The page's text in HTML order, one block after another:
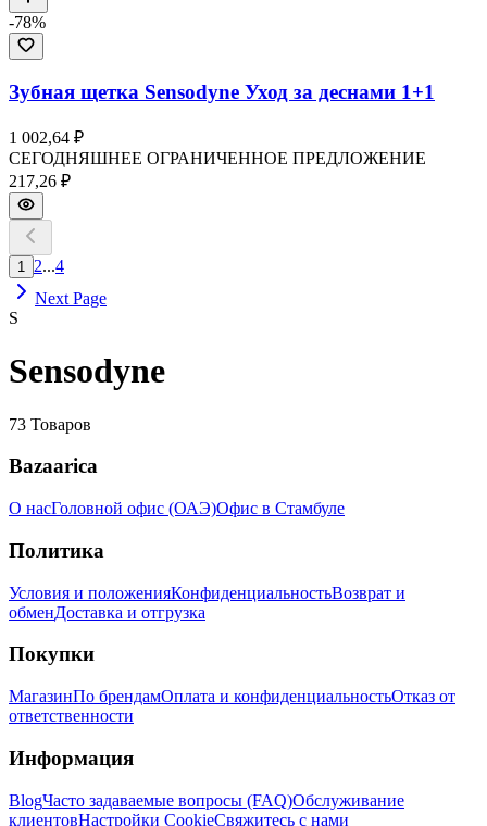
-78%
Зубная щетка Sensodyne Уход за деснами 1+1
1 002,64 ₽
СЕГОДНЯШНЕЕ ОГРАНИЧЕННОЕ ПРЕДЛОЖЕНИЕ
217,26 ₽
1 2...4
Next Page
S
Sensodyne
73 Товаров
Bazaarica
О насГоловной офис (ОАЭ)Офис в Стамбуле
Политика
Условия и положенияКонфиденциальностьВозврат и
обменДоставка и отгрузка
Покупки
МагазинПо брендамОплата и конфиденциальностьОтказ от
ответственности
Информация
BlogЧасто задаваемые вопросы (FAQ)Обслуживание
клиентовНастройки CookieСвяжитесь с нами